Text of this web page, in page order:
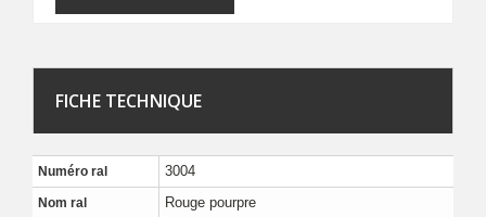
FICHE TECHNIQUE
Numéro ral 3004
Nom ral Rouge pourpre